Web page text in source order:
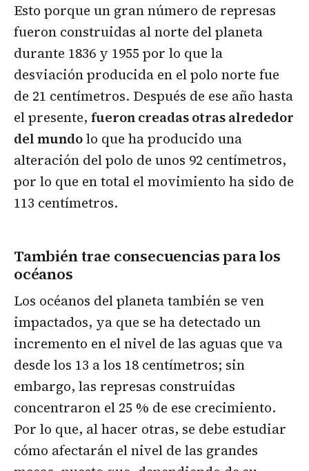
Esto porque un gran número de represas
fueron construidas al norte del planeta
durante 1836 y 1955 por lo que la
desviación producida en el polo norte fue
de 21 centímetros. Después de ese año hasta
el presente, fueron creadas otras alrededor
del mundolo que ha producido una
alteración del polo de unos 92 centímetros,
por lo que en total el movimiento ha sido de
113 centímetros.
También trae consecuencias para los
océanos
Los océanos del planeta también se ven
impactados, ya que se ha detectado un
incremento en el nivel de las aguas que va
desde los 13 a los 18 centímetros; sin
embargo, las represas construidas
concentraron el 25 % de ese crecimiento.
Por lo que, al hacer otras, se debe estudiar
cómo afectarán el nivel de las grandes